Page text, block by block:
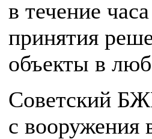
в течение
принятия
объекты в
Советский
с вооружения